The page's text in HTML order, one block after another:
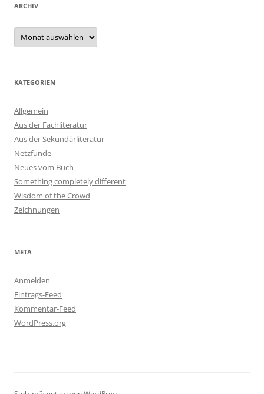
ARCHIV
Archiv
KATEGORIEN
Allgemein
Aus der Fachliteratur
Aus der Sekundärliteratur
Netzfunde
Neues vom Buch
Something completely different
Wisdom of the Crowd
Zeichnungen
META
Anmelden
Eintrags-Feed
Kommentar-Feed
WordPress.org